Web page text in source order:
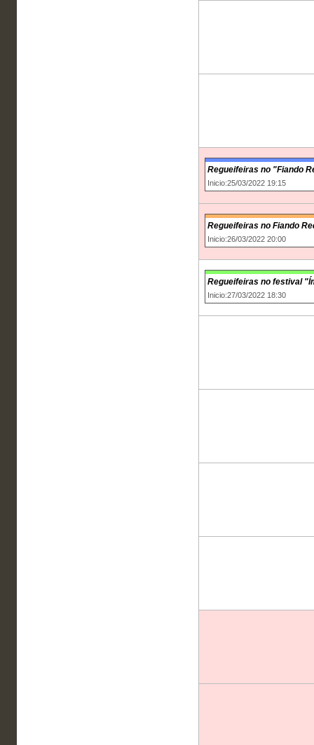
Regueifeiras no "Fiando
Inicio:25/03/2022 19:15
Regueifeiras no Fiando
Inicio:26/03/2022 20:00
Regueifeiras no festival
Inicio:27/03/2022 18:30